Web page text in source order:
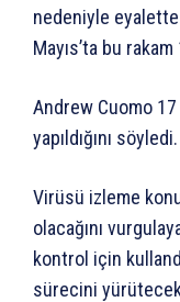
nedeniyle eyalette
Mayıs’ta bu
Andrew Cuomo
yapıldığını söyledi.
Virüsü izleme
olacağını
kontrol için
sürecini